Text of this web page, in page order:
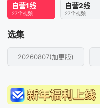
自营1线
27个视频
自营2线
27个视频
选集
20260807(加更版)